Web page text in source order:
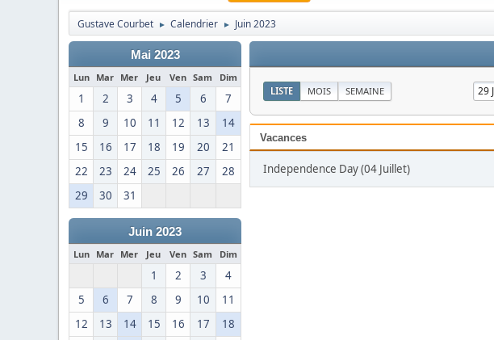
Gustave Courbet ► Calendrier ► Juin 2023
Mai 2023
Lun Mar Mer Jeu Ven Sam Dim
1 2 3 4 5 6
7
8
9 10 11 12 13
14
15
16 17 18 19 20
21
22
23 24 25 26 27
28
29
30 31
Juin 2023
Lun Mar Mer Jeu Ven Sam Dim
1 2 3
4
5
6 7 8 9 10
11
12
13 14 15 16 17
18
LISTE MOIS SEMAINE
Vacances
Independence Day (04 Juillet)